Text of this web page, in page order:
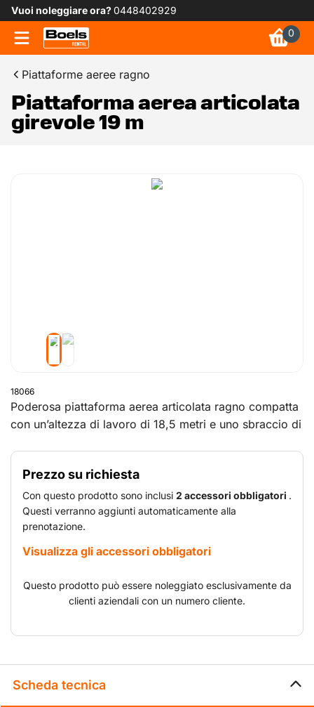
Vuoi noleggiare ora?0448402929
0
Piattaforme aeree ragno
Piattaforma aerea articolata
girevole 19 m
18066
Poderosa piattaforma aerea articolata ragno compatta
con un’altezza di lavoro di 18,5 metri e uno sbraccio di
kg. Con una larghezza di 89 centimetri, questa
piattaforma aerea articolata con cingoli no-marking
passa attraverso pressoché qualsiasi porta e può
essere utilizzata sia in locali aziendali, sia all’aperto.
Prezzo su richiesta
Con questo prodotto sono inclusi 2 accessori obbligatori .
Questi verranno aggiunti automaticamente alla
prenotazione.
Visualizza gli accessori obbligatori
Questo prodotto può essere noleggiato esclusivamente da
clienti aziendali con un numero cliente.
Scheda tecnica